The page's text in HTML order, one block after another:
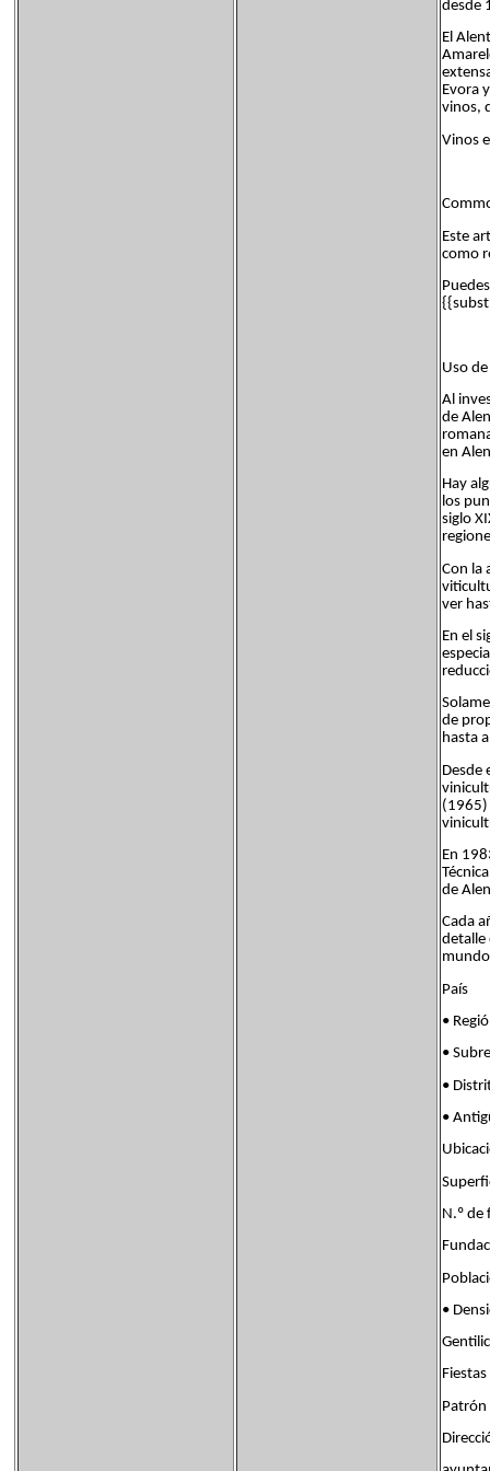
desde
El
Evora
vinos,
Vinos
Este
como
Uso
Al
de
en
Hay
los
siglo
Con la
ver
En el
de
hasta
Desde
(1965)
En
de
Cada
detalle
País
•
•
•
•
N.º
•